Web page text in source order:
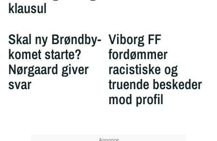
klausul
Skal ny Brøndby-
komet starte?
Nørgaard giver
svar
Viborg FF
fordømmer
racistiske og
truende beskeder
mod profil